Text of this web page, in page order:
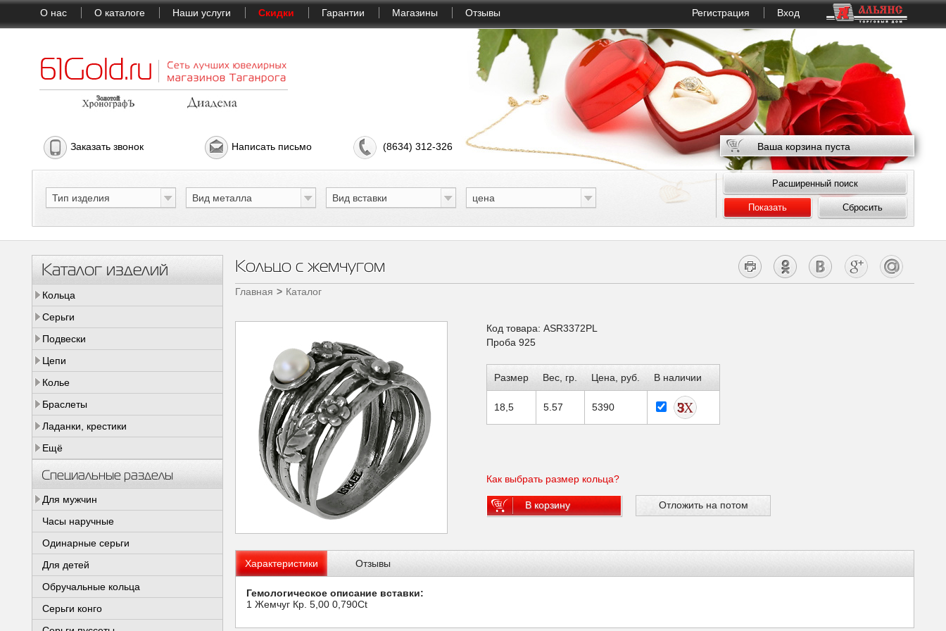
О нас О каталоге Наши услуги Скидки Гарантии Магазины Отзывы Регистрация Вход
Заказать звонок Написать письмо (8634) 312-326 Ваша корзина пуста
Тип изделия Вид металла Вид вставки цена
Расширенный поиск
Показать Сбросить
Каталог изделий
Кольца
Серьги
Подвески
Цепи
Колье
Браслеты
Ладанки, крестики
Ещё
Специальные разделы
Для мужчин
Часы наручные
Одинарные серьги
Для детей
Обручальные кольца
Серьги конго
Кольцо с жемчугом
Главная Каталог
Код товара: ASR3372PL
Проба 925
Размер Вес, гр. Цена, руб. В наличии
18,5 5.57 5390
Как выбрать размер кольца?
В корзину Отложить на потом
Характеристики Отзывы
Гемологическое описание вставки:
1 Жемчуг Кр. 5,00 0,790Ct